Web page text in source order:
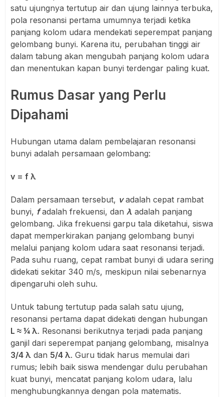
satu ujungnya tertutup air dan ujung lainnya terbuka,
pola resonansi pertama umumnya terjadi ketika
panjang kolom udara mendekati seperempat panjang
gelombang bunyi. Karena itu, perubahan tinggi air
dalam tabung akan mengubah panjang kolom udara
dan menentukan kapan bunyi terdengar paling kuat.
Rumus Dasar yang Perlu
Dipahami
Hubungan utama dalam pembelajaran resonansi
bunyi adalah persamaan gelombang:
v = f λ
Dalam persamaan tersebut, vadalah cepat rambat
bunyi, fadalah frekuensi, dan λ adalah panjang
gelombang. Jika frekuensi garpu tala diketahui, siswa
dapat memperkirakan panjang gelombang bunyi
melalui panjang kolom udara saat resonansi terjadi.
Pada suhu ruang, cepat rambat bunyi di udara sering
didekati sekitar 340 m/s, meskipun nilai sebenarnya
dipengaruhi oleh suhu.
Untuk tabung tertutup pada salah satu ujung,
resonansi pertama dapat didekati dengan hubungan
L ≈ ¼ λ. Resonansi berikutnya terjadi pada panjang
ganjil dari seperempat panjang gelombang, misalnya
3/4 λ dan 5/4 λ. Guru tidak harus memulai dari
rumus; lebih baik siswa mendengar dulu perubahan
kuat bunyi, mencatat panjang kolom udara, lalu
menghubungkannya dengan pola matematis.